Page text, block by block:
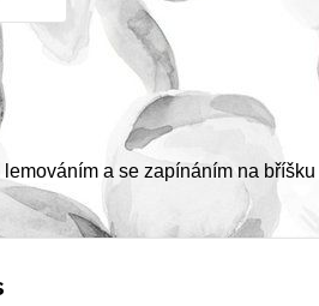
a se zapínáním na